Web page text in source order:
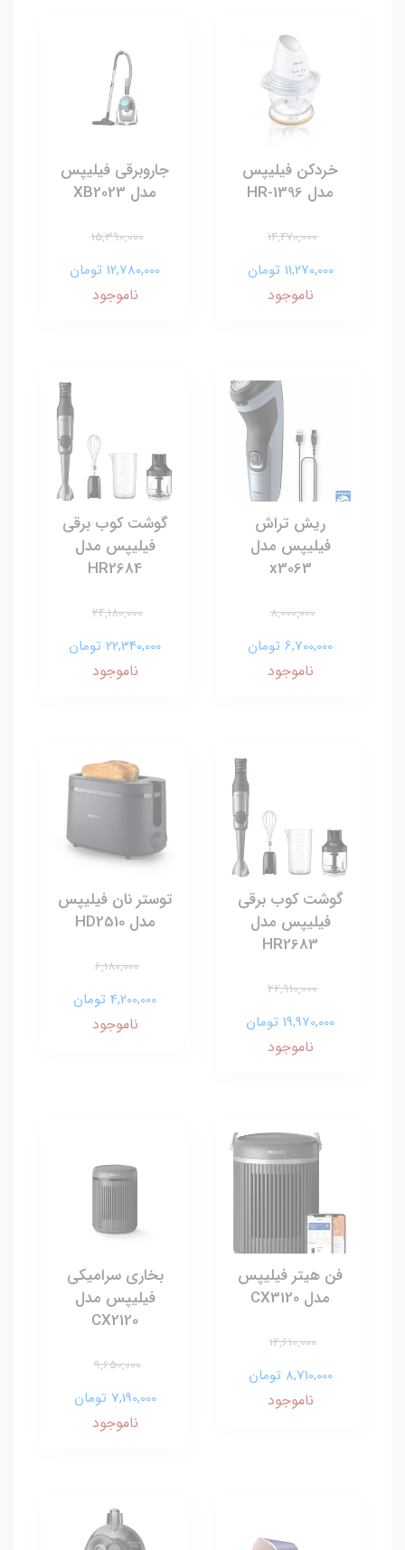
خردکن فیلیپس
مدل HR-1396
14,470,000
11,270,000 تومان
ناموجود
جاروبرقی فیلیپس
مدل XB2023
15,390,000
12,780,000 تومان
ناموجود
ریش تراش
فیلیپس مدل
x3063
8,000,000
6,700,000 تومان
ناموجود
گوشت کوب برقی
فیلیپس مدل
HR2684
24,180,000
22,340,000 تومان
ناموجود
گوشت کوب برقی
فیلیپس مدل
HR2683
22,910,000
19,970,000 تومان
ناموجود
توستر نان فیلیپس
مدل HD2510
6,180,000
4,200,000 تومان
ناموجود
فن هیتر فیلیپس
مدل CX3120
12,610,000
8,710,000 تومان
ناموجود
بخاری سرامیکی
فیلیپس مدل
CX2120
9,650,000
7,190,000 تومان
ناموجود